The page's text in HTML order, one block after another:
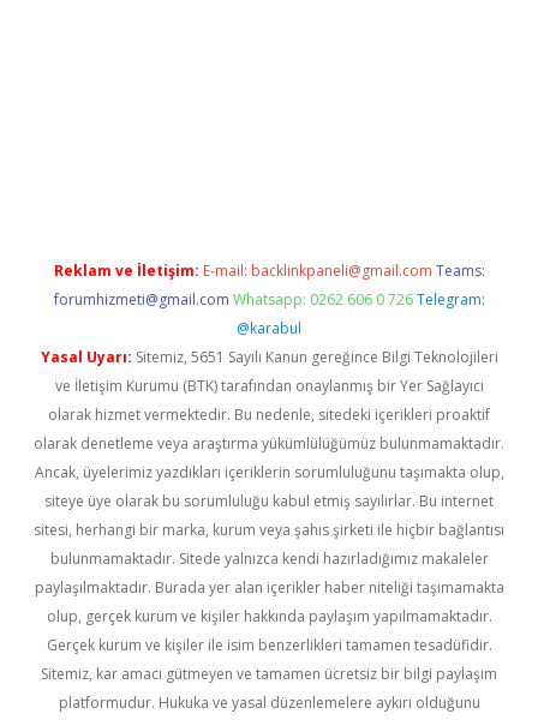
Reklam ve İletişim: E-mail: backlinkpaneli@gmail.com Teams:
forumhizmeti@gmail.com Whatsapp: 0262 606 0 726 Telegram:
@karabul
Yasal Uyarı: Sitemiz, 5651 Sayılı Kanun gereğince Bilgi Teknolojileri
ve İletişim Kurumu (BTK) tarafından onaylanmış bir Yer Sağlayıcı
olarak hizmet vermektedir. Bu nedenle, sitedeki içerikleri proaktif
olarak denetleme veya araştırma yükümlülüğümüz bulunmamaktadır.
Ancak, üyelerimiz yazdıkları içeriklerin sorumluluğunu taşımakta olup,
siteye üye olarak bu sorumluluğu kabul etmiş sayılırlar. Bu internet
sitesi, herhangi bir marka, kurum veya şahıs şirketi ile hiçbir bağlantısı
bulunmamaktadır. Sitede yalnızca kendi hazırladığımız makaleler
paylaşılmaktadır. Burada yer alan içerikler haber niteliği taşımamakta
olup, gerçek kurum ve kişiler hakkında paylaşım yapılmamaktadır.
Gerçek kurum ve kişiler ile isim benzerlikleri tamamen tesadüfidir.
Sitemiz, kar amacı gütmeyen ve tamamen ücretsiz bir bilgi paylaşım
platformudur. Hukuka ve yasal düzenlemelere aykırı olduğunu